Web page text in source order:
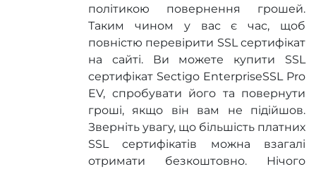
політикою повернення грошей.
Таким чином у вас є час, щоб
повністю перевірити SSL сертифікат
на сайті. Ви можете купити SSL
сертифікат Sectigo EnterpriseSSL Pro
EV, спробувати його та повернути
гроші, якщо він вам не підійшов.
Зверніть увагу, що більшість платних
SSL сертифікатів можна взагалі
отримати безкоштовно. Нічого